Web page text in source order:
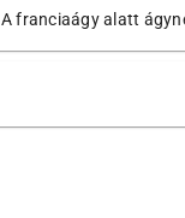
A franciaágy alatt